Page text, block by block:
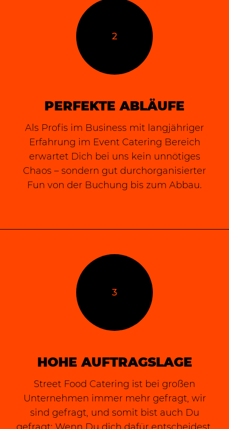
2
PERFEKTE ABLÄUFE
Als Profis im Business mit langjähriger
Erfahrung im Event Catering Bereich
erwartet Dich bei uns kein unnötiges
Chaos – sondern gut durchorganisierter
Fun von der Buchung bis zum Abbau.
3
HOHE AUFTRAGSLAGE
Street Food Catering ist bei großen
Unternehmen immer mehr gefragt, wir
sind gefragt, und somit bist auch Du